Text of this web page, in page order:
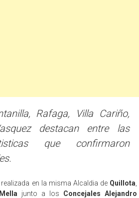
Rafaga, Villa Cariño,
destacan entre las
que confirmaron
en la misma Alcaldia de Quillota
junto a los Concejales Alejandro